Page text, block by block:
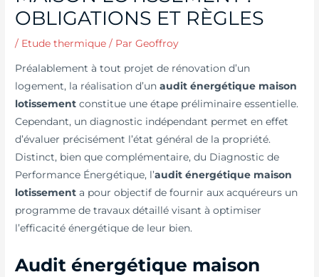
OBLIGATIONS ET RÈGLES
/ Etude thermique / ParGeoffroy
Préalablement à tout projet de rénovation d’un
logement, la réalisation d’unaudit énergétique maison
lotissement constitue une étape préliminaire essentielle.
Cependant, un diagnostic indépendant permet en effet
d’évaluer précisément l’état général de la propriété.
Distinct, bien que complémentaire, du Diagnostic de
Performance Énergétique, l’audit énergétique maison
lotissement a pour objectif de fournir aux acquéreurs un
programme de travaux détaillé visant à optimiser
l’efficacité énergétique de leur bien.
Audit énergétique maison